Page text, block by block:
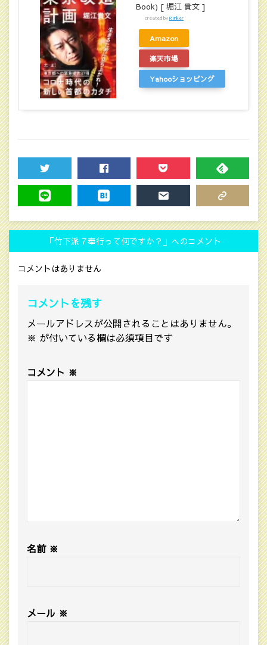
Book) [ 堀江 貴文 ]
created byRinker
Amazon
楽天市場
Yahooショッピング
TWEET SHARE POCKET FEEDLY
「竹下派７奉行って何ですか？」へのコメント
コメントはありません
コメントを残す
メールアドレスが公開されることはありません。
※ が付いている欄は必須項目です
コメント ※
名前 ※
メール ※